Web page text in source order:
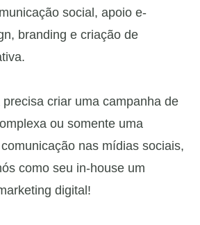
social, apoio e-
branding e criação de
criar uma campanha de
ou somente uma
nas mídias sociais,
como seu in-house um
digital!